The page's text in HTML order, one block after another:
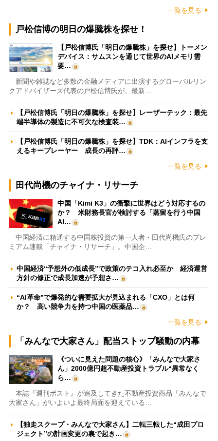
一覧を見る
戸松信博の明日の爆騰株を探せ！
【戸松信博氏「明日の爆騰株」を探せ】トーメン
デバイス：サムスンを通じて世界のAIメモリ需
要…
新聞や雑誌など多数の金融メディアに出演するグローバルリン
クアドバイザーズ代表の戸松信博氏が、最新…
【戸松信博氏「明日の爆騰株」を探せ】レーザーテック：最先
端半導体の製造に不可欠な検査装…
【戸松信博氏「明日の爆騰株」を探せ】TDK：AIインフラを支
えるキープレーヤー 成長の再評…
一覧を見る
田代尚機のチャイナ・リサーチ
中国「Kimi K3」の衝撃に世界はどう対応するの
か？ 米財務長官が検討する「蒸留を行う中国
AI…
中国経済に精通する中国株投資の第一人者・田代尚機氏のプレ
ミアム連載「チャイナ・リサーチ」。中国企…
中国経済“予想外の低成長”で政策のテコ入れ必至か 経済運営
方針の修正で成長加速が予想さ…
“AI革命”で爆発的な需要拡大が見込まれる「CXO」とは何
か？ 高い競争力を持つ中国の医薬品…
一覧を見る
「みんなで大家さん」配当ストップ騒動の内幕
《ついに見えた問題の核心》「みんなで大家さ
ん」2000億円超不動産投資トラブル“異常なく
ら…
本誌『週刊ポスト』が追及してきた不動産投資商品「みんなで
大家さん」がいよいよ最終局面を迎えている…
【独走スクープ・みんなで大家さん】二転三転した“成田プロ
ジェクト”の計画変更の裏で起き…